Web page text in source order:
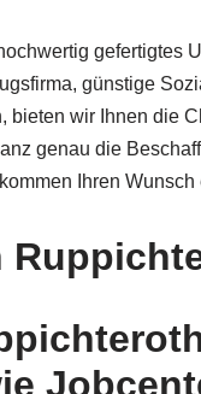
günstige
wir Ihnen die
genau die
Ihren Wunsch